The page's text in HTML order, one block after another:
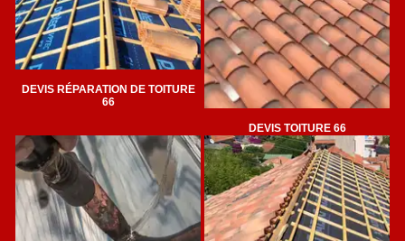
DEVIS RÉPARATION DE TOITURE
66
DEVIS TOITURE 66